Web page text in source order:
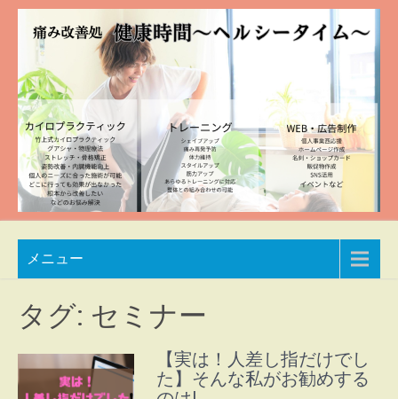
Skip
content
痛み
改善
時間
兵庫
東市
豊か
な空
メニュー
タグ: セミナー
【実は！人差し指だけでし
た】そんな私がお勧めする